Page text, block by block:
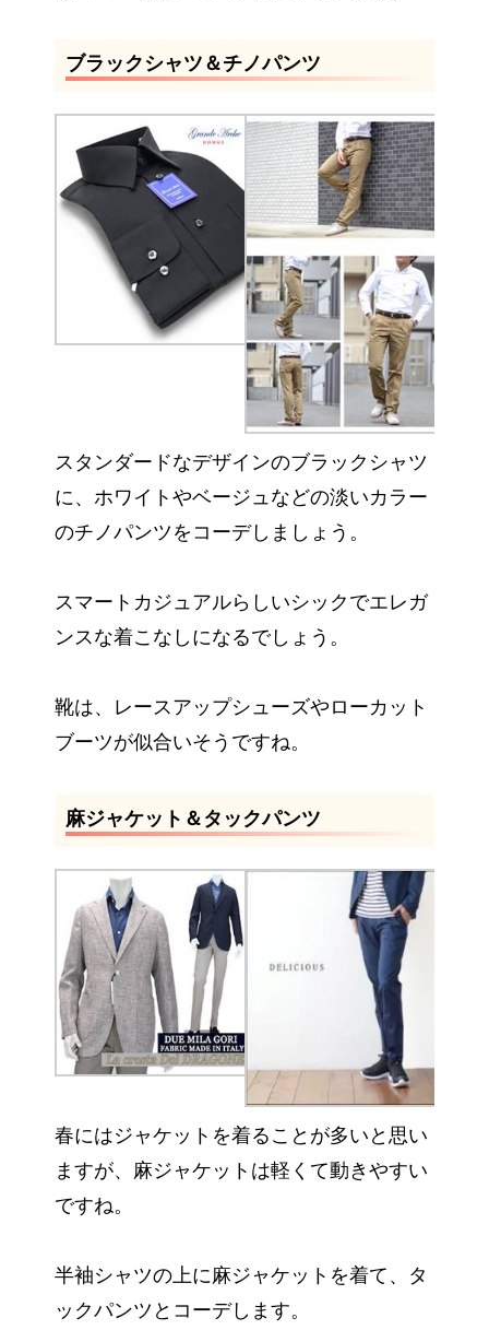
ブラックシャツ＆チノパンツ
スタンダードなデザインのブラックシャツ
に、ホワイトやベージュなどの淡いカラー
のチノパンツをコーデしましょう。
スマートカジュアルらしいシックでエレガ
ンスな着こなしになるでしょう。
靴は、レースアップシューズやローカット
ブーツが似合いそうですね。
麻ジャケット＆タックパンツ
春にはジャケットを着ることが多いと思い
ますが、麻ジャケットは軽くて動きやすい
ですね。
半袖シャツの上に麻ジャケットを着て、タ
ックパンツとコーデします。